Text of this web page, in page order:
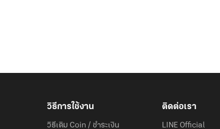
วิธีการใช้งาน
วิธีเติม Coin / ชำระเงิน
ติดต่อเรา
LINE Official